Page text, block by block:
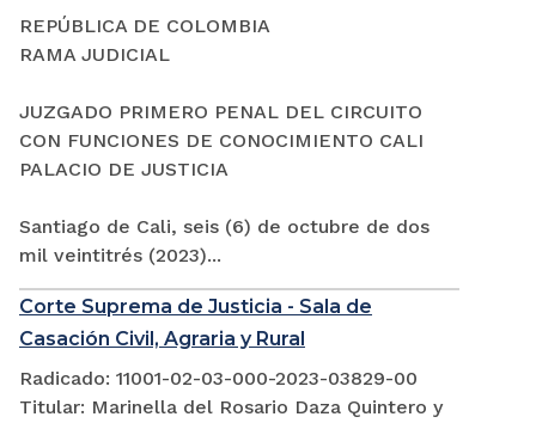
REPÚBLICA DE COLOMBIA
RAMA JUDICIAL
JUZGADO PRIMERO PENAL DEL CIRCUITO
CON FUNCIONES DE CONOCIMIENTO CALI
PALACIO DE JUSTICIA
Santiago de Cali, seis (6) de octubre de dos
mil veintitrés (2023)...
Corte Suprema de Justicia - Sala de
Casación Civil, Agraria y Rural
Radicado: 11001-02-03-000-2023-03829-00
Titular: Marinella del Rosario Daza Quintero y